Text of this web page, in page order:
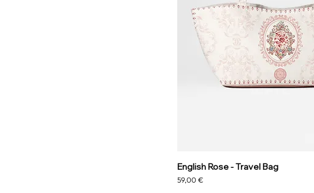
English Rose - Travel Bag
Preis
59,00 €